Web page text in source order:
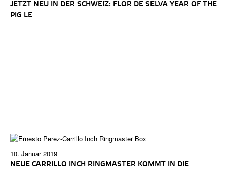
JETZT NEU IN DER SCHWEIZ: FLOR DE SELVA YEAR OF THE
PIG LE
10. Januar 2019
NEUE CARRILLO INCH RINGMASTER KOMMT IN DIE